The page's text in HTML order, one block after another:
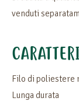
venduti
Filo di poliestere
Lunga durata